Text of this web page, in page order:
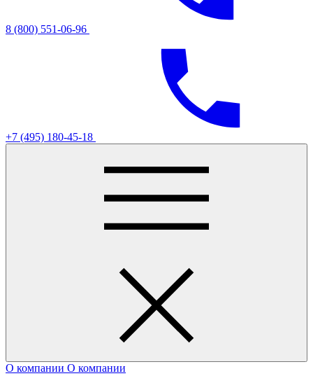
8 (800) 551-06-96
+7 (495) 180-45-18
О компании О компании